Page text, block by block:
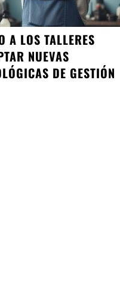
A LOS TALLERES
NUEVAS
DE GESTIÓN